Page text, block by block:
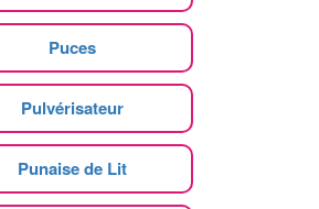
Puces
Pulvérisateur
Punaise de Lit